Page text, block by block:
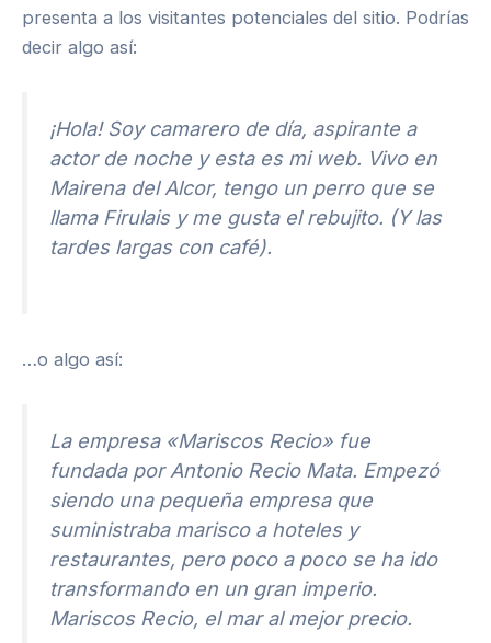
presenta a los visitantes potenciales del sitio. Podrías
decir algo así:
¡Hola! Soy camarero de día, aspirante a
actor de noche y esta es mi web. Vivo en
Mairena del Alcor, tengo un perro que se
llama Firulais y me gusta el rebujito. (Y las
tardes largas con café).
…o algo así:
La empresa «Mariscos Recio» fue
fundada por Antonio Recio Mata. Empezó
siendo una pequeña empresa que
suministraba marisco a hoteles y
restaurantes, pero poco a poco se ha ido
transformando en un gran imperio.
Mariscos Recio, el mar al mejor precio.